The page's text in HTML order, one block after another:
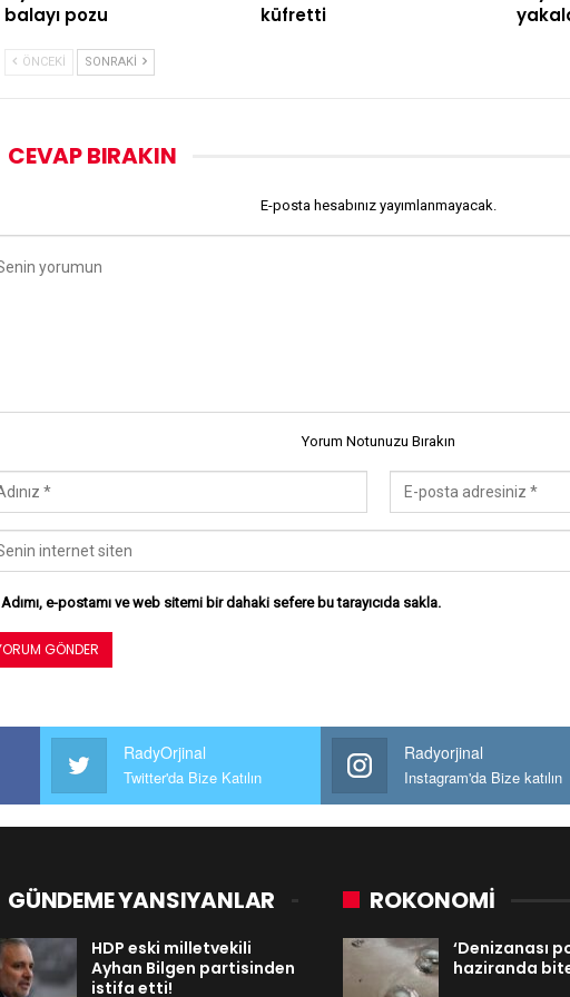
balayı pozu
küfretti
ÖNCEKI SONRAKI
CEVAP BIRAKIN
E-posta hesabınız yayımlanmayacak.
Yorum Notunuzu Bırakın
Adımı, e-postamı ve web sitemi bir dahaki sefere bu tarayıcıda sakla.
RadyOrjinal
Twitter'da Bize Katılın
Radyorjinal
Instagram'da Bize katılın
GÜNDEME YANSIYANLAR
HDP eski milletvekili
Ayhan Bilgen partisinden
istifa etti!
ROKONOMİ
‘Denizanası
haziranda